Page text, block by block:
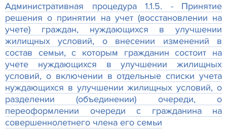
Административная процедура 1.1.5. - Принятие
решения о принятии на учет (восстановлении на
учете) граждан, нуждающихся в улучшении
жилищных условий, о внесении изменений в
состав семьи, с которым гражданин состоит на
учете нуждающихся в улучшении жилищных
условий, о включении в отдельные списки учета
нуждающихся в улучшении жилищных условий, о
разделении (объединении) очереди, о
переоформлении очереди с гражданина на
совершеннолетнего члена его семьи